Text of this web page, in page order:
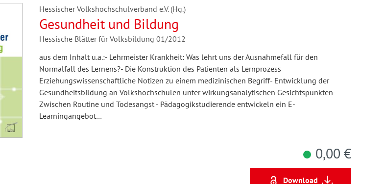
Hessischer Volkshochschulverband e.V. (Hg.)
Gesundheit und Bildung
Hessische Blätter für Volksbildung 01/2012
aus dem Inhalt u.a.:- Lehrmeister Krankheit: Was lehrt uns der Ausnahmefall für den
Normalfall des Lernens?- Die Konstruktion des Patienten als Lernprozess
Erziehungswissenschaftliche Notizen zu einem medizinischen Begriff- Entwicklung der
Gesundheitsbildung an Volkshochschulen unter wirkungsanalytischen Gesichtspunkten-
Zwischen Routine und Todesangst - Pädagogikstudierende entwickeln ein E-
Learningangebot…
0,00 €
Download